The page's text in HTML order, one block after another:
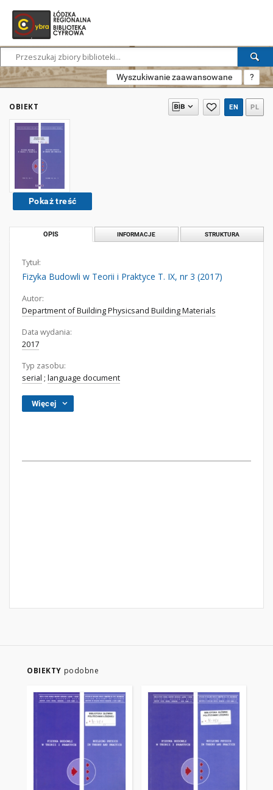
Wyszukiwanie zaawansowane ?
OBIEKT EN PL
Pokaż treść
OPIS INFORMACJE STRUKTURA
Tytuł:
Fizyka Budowli w Teorii i Praktyce T. IX, nr 3 (2017)
Autor:
Department of Building Physicsand Building Materials
Data wydania:
2017
Typ zasobu:
serial ; language document
Więcej
OBIEKTY podobne